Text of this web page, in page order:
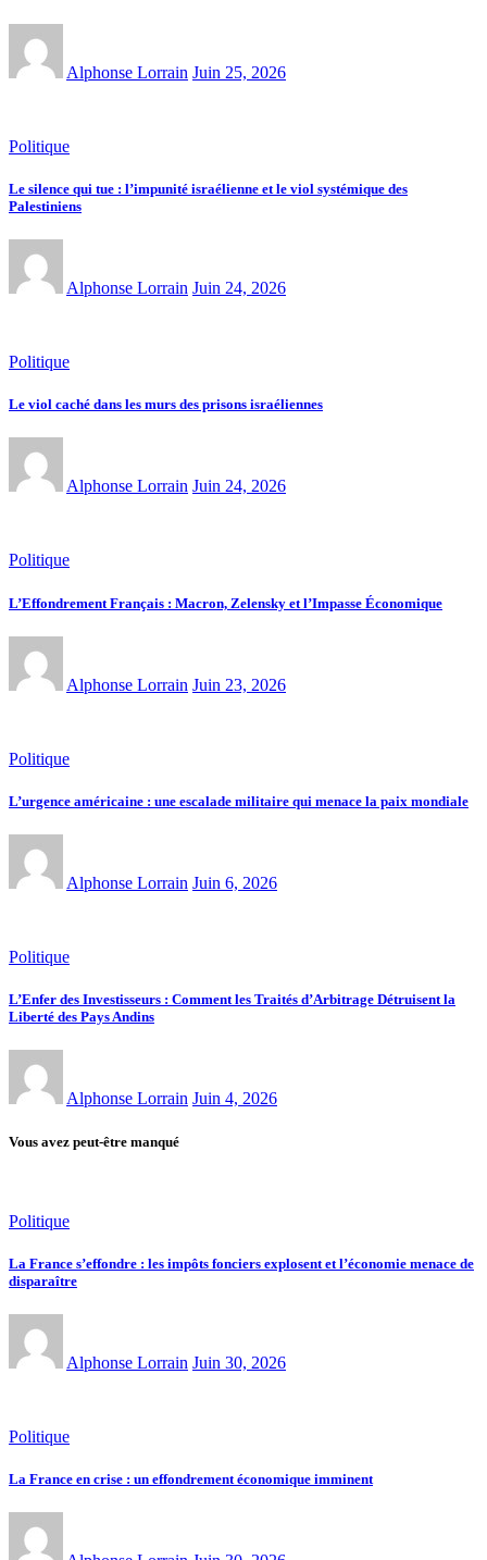
Alphonse Lorrain Juin 25, 2026
Politique
Le silence qui tue : l’impunité israélienne et le viol systémique des
Palestiniens
Alphonse Lorrain Juin 24, 2026
Politique
Le viol caché dans les murs des prisons israéliennes
Alphonse Lorrain Juin 24, 2026
Politique
L’Effondrement Français : Macron, Zelensky et l’Impasse Économique
Alphonse Lorrain Juin 23, 2026
Politique
L’urgence américaine : une escalade militaire qui menace la paix mondiale
Alphonse Lorrain Juin 6, 2026
Politique
L’Enfer des Investisseurs : Comment les Traités d’Arbitrage Détruisent la
Liberté des Pays Andins
Alphonse Lorrain Juin 4, 2026
Vous avez peut-être manqué
Politique
La France s’effondre : les impôts fonciers explosent et l’économie menace de
disparaître
Alphonse Lorrain Juin 30, 2026
Politique
La France en crise : un effondrement économique imminent